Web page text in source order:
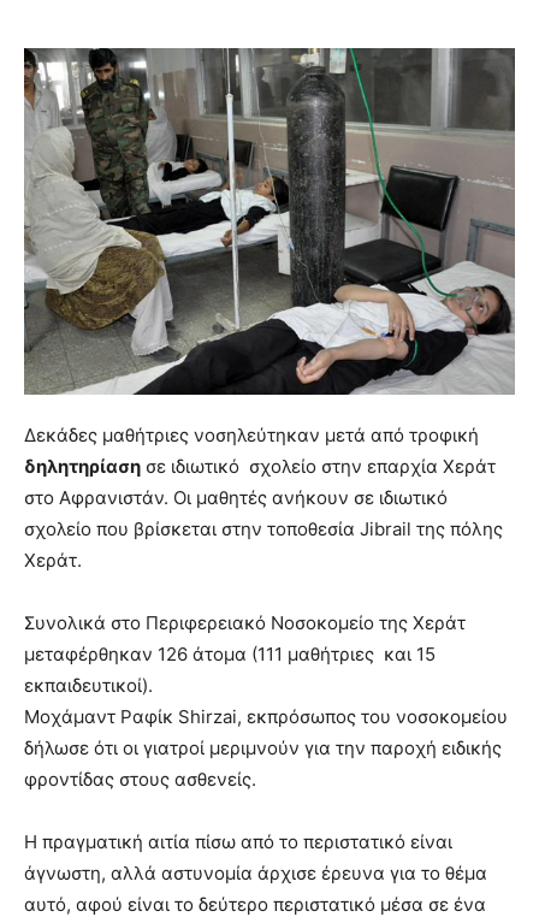
Δεκάδες μαθήτριες νοσηλεύτηκαν μετά από τροφική
δηλητηρίαση σε ιδιωτικό σχολείο στην επαρχία Χεράτ
στο Αφρανιστάν. Οι μαθητές ανήκουν σε ιδιωτικό
σχολείο που βρίσκεται στην τοποθεσία Jibrail της πόλης
Χεράτ.
Συνολικά στο Περιφερειακό Νοσοκομείο της Χεράτ
μεταφέρθηκαν 126 άτομα (111 μαθήτριες και 15
εκπαιδευτικοί).
Μοχάμαντ Ραφίκ Shirzai, εκπρόσωπος του νοσοκομείου
δήλωσε ότι οι γιατροί μεριμνούν για την παροχή ειδικής
φροντίδας στους ασθενείς.
Η πραγματική αιτία πίσω από το περιστατικό είναι
άγνωστη, αλλά αστυνομία άρχισε έρευνα για το θέμα
αυτό, αφού είναι το δεύτερο περιστατικό μέσα σε ένα